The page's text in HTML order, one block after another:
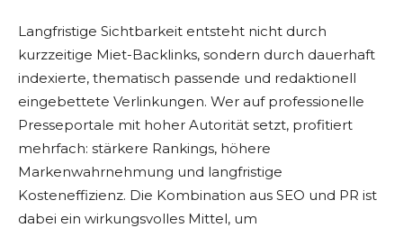
Langfristige Sichtbarkeit entsteht nicht durch
kurzzeitige Miet-Backlinks, sondern durch dauerhaft
indexierte, thematisch passende und redaktionell
eingebettete Verlinkungen. Wer auf professionelle
Presseportale mit hoher Autorität setzt, profitiert
mehrfach: stärkere Rankings, höhere
Markenwahrnehmung und langfristige
Kosteneffizienz. Die Kombination aus SEO und PR ist
dabei ein wirkungsvolles Mittel, um